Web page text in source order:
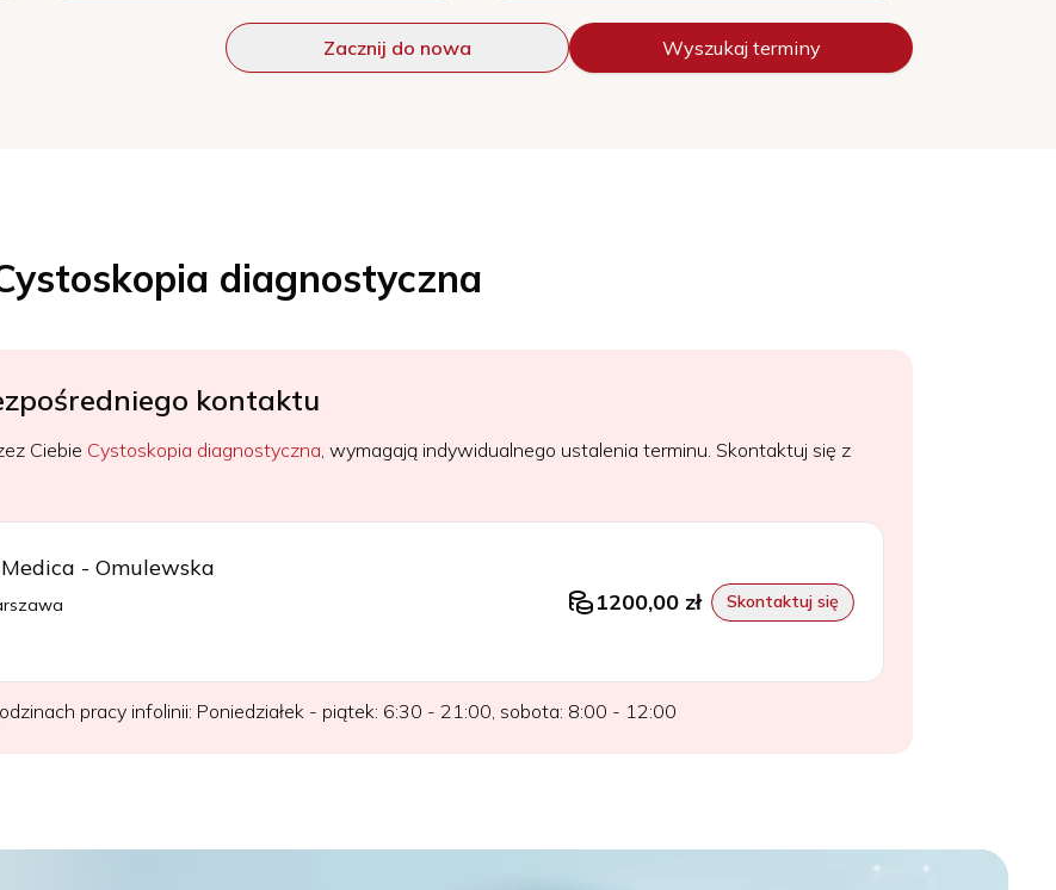
Zacznij do nowa Wyszukaj terminy
diagnostyczna
kontaktu
Ciebie Cystoskopia diagnostyczna, wymagają indywidualnego ustalenia terminu. Skontaktuj się z
- Omulewska
1200,00 zł Skontaktuj się
pracy infolinii: Poniedziałek - piątek: 6:30 - 21:00, sobota: 8:00 - 12:00